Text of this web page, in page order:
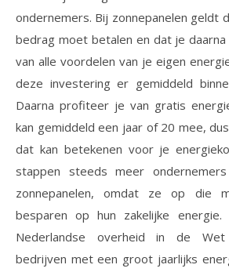
ondernemers. Bij zonnepanelen geldt
bedrag moet betalen en dat je
van alle voordelen van je eigen
deze investering er gemiddeld
Daarna profiteer je van gratis
kan gemiddeld een jaar of 20 mee,
dat kan betekenen voor je
stappen steeds meer
zonnepanelen, omdat ze op die
besparen op hun zakelijke
Nederlandse overheid in de
bedrijven met een groot jaarlijks